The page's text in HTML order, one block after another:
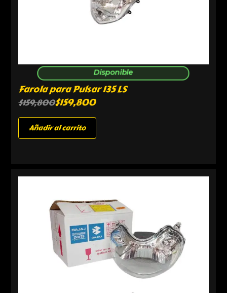
Disponible
Farola para Pulsar 135 LS
$159,800$159,800
Añadir al carrito